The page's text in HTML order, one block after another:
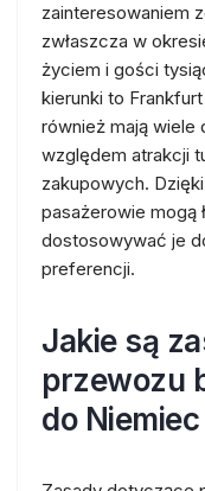
zainteresowaniem
zwłaszcza w
życiem i gości
kierunki to
również mają wiele
względem atrakcji
zakupowych.
pasażerowie mogą
dostosowywać je
preferencji.
Jakie są
przewozu
do